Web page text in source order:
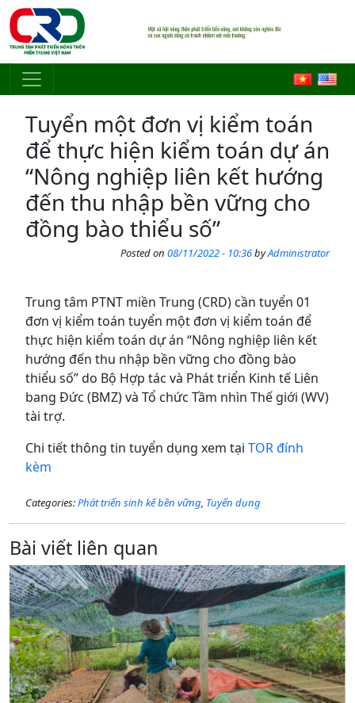
Skip to main content
Tuyển một đơn vị kiểm toán
để thực hiện kiểm toán dự án
“Nông nghiệp liên kết hướng
đến thu nhập bền vững cho
đồng bào thiểu số”
Posted on 08/11/2022 - 10:36byAdministrator
Trung tâm PTNT miền Trung (CRD) cần tuyển 01
đơn vị kiểm toán tuyển một đơn vị kiểm toán để
thực hiện kiểm toán dự án “Nông nghiệp liên kết
hướng đến thu nhập bền vững cho đồng bào
thiểu số” do Bộ Hợp tác và Phát triển Kinh tế Liên
bang Đức (BMZ) và Tổ chức Tầm nhìn Thế giới (WV)
tài trợ.
Chi tiết thông tin tuyển dụng xem tại TOR đính
kèm
Categories:Phát triển sinh kế bền vững, Tuyển dụng
Bài viết liên quan